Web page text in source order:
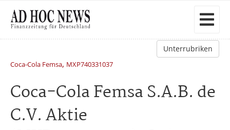
Unterrubriken
Coca-Cola Femsa, MXP740331037
Coca-Cola Femsa S.A.B. de
C.V. Aktie